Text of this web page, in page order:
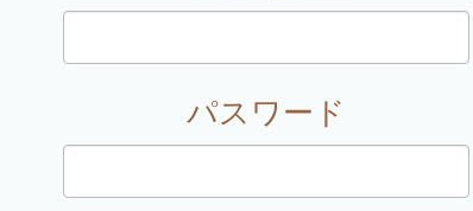
パスワード